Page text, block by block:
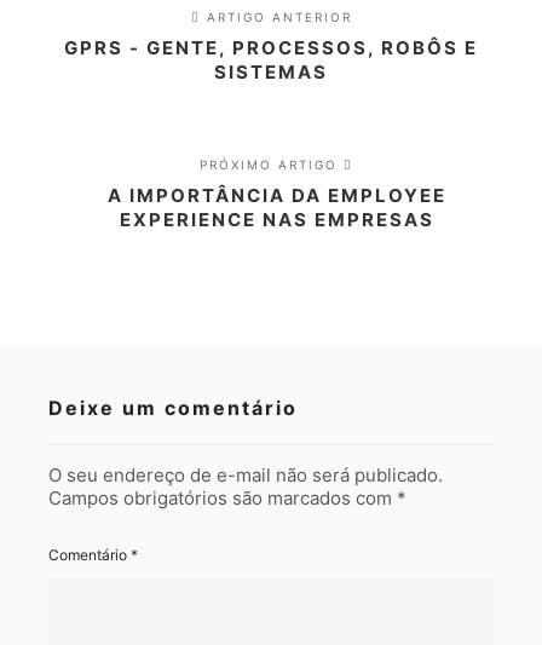
ARTIGO ANTERIOR
GPRS - GENTE, PROCESSOS, ROBÔS E
SISTEMAS
PRÓXIMO ARTIGO
A IMPORTÂNCIA DA EMPLOYEE
EXPERIENCE NAS EMPRESAS
Deixe um comentário
O seu endereço de e-mail não será publicado.
Campos obrigatórios são marcados com *
Comentário *